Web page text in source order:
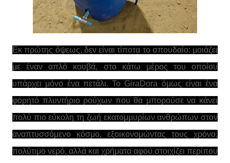
Εκ πρώτης όψεως, δεν είναι τίποτα το σπουδαίο: μοιάζει
με έναν απλό κουβά, στο κάτω μέρος του οποίου
υπάρχει μόνο ένα πετάλι. Το GiraDora όμως είναι ένα
φορητό πλυντήριο ρούχων που θα μπορούσε να κάνει
πολύ πιο εύκολη τη ζωή εκατομμυρίων ανθρώπων στον
αναπτυσσόμενο κόσμο, εξοικονομώντας τους χρόνο,
πολύτιμο νερό, αλλά και χρήματα αφού στοιχίζει περίπου